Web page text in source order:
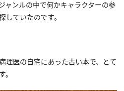
ャンルの中で何かキャラクターの参
していたのです。
理医の自宅にあった古い本で、とて
。